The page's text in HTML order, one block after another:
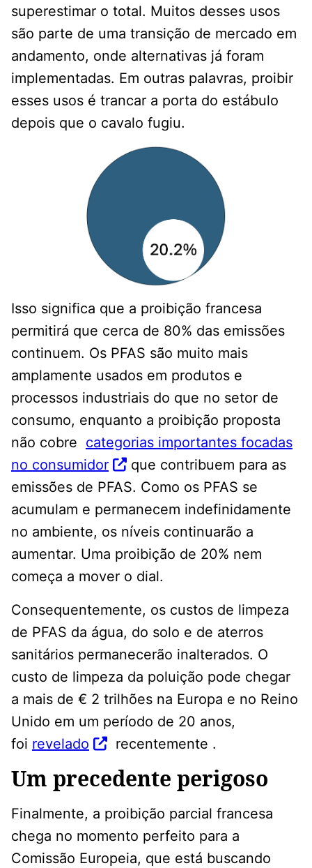
superestimar o total. Muitos desses usos
são parte de uma transição de mercado em
andamento, onde alternativas já foram
implementadas. Em outras palavras, proibir
esses usos é trancar a porta do estábulo
depois que o cavalo fugiu.
Isso significa que a proibição francesa
permitirá que cerca de 80% das emissões
continuem. Os PFAS são muito mais
amplamente usados ​​em produtos e
processos industriais do que no setor de
consumo, enquanto a proibição proposta
não cobre categorias importantes focadas
no consumidor
que contribuem para as
emissões de PFAS. Como os PFAS se
acumulam e permanecem indefinidamente
no ambiente, os níveis continuarão a
aumentar. Uma proibição de 20% nem
começa a mover o dial.
Consequentemente, os custos de limpeza
de PFAS da água, do solo e de aterros
sanitários permanecerão inalterados. O
custo de limpeza da poluição pode chegar
a mais de € 2 trilhões na Europa e no Reino
Unido em um período de 20 anos,
foi revelado recentemente .
Um precedente perigoso
Finalmente, a proibição parcial francesa
chega no momento perfeito para a
Comissão Europeia, que está buscando